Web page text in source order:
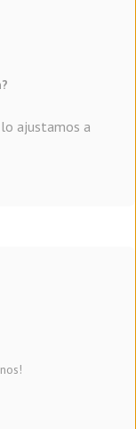
ajustamos a